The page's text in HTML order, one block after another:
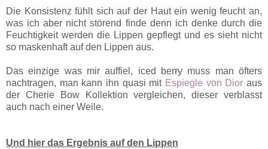
Die Konsistenz fühlt sich auf der Haut ein wenig feucht an,
was ich aber nicht störend finde denn ich denke durch die
Feuchtigkeit werden die Lippen gepflegt und es sieht nicht
so maskenhaft auf den Lippen aus.
Das einzige was mir auffiel, iced berry muss man öfters
nachtragen, man kann ihn quasi mit Espiegle von Dior aus
der Cherie Bow Kollektion vergleichen, dieser verblasst
auch nach einer Weile.
Und hier das Ergebnis auf den Lippen